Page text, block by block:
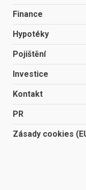
Finance
Hypotéky
Pojištění
Investice
Kontakt
PR
Zásady cookies